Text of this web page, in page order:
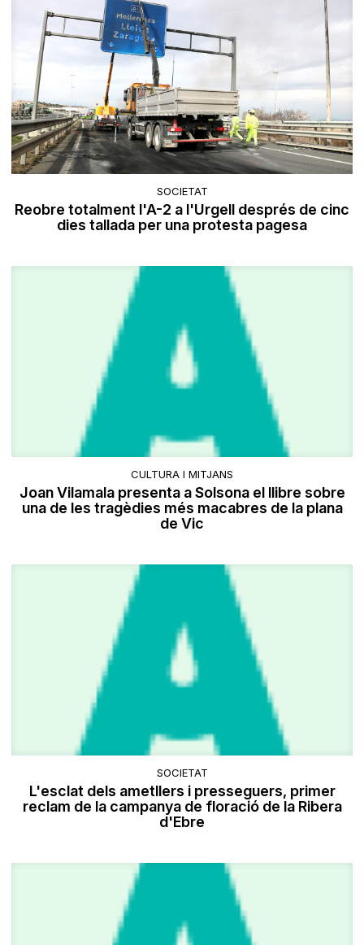
SOCIETAT
Reobre totalment l'A-2 a l'Urgell després de cinc
dies tallada per una protesta pagesa
CULTURA I MITJANS
Joan Vilamala presenta a Solsona el llibre sobre
una de les tragèdies més macabres de la plana
de Vic
SOCIETAT
L'esclat dels ametllers i presseguers, primer
reclam de la campanya de floració de la Ribera
d'Ebre